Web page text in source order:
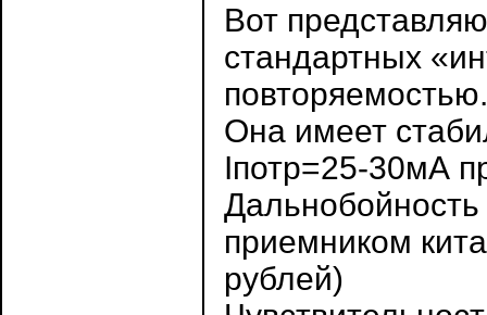
Вот
стандартных
повторяемостью.
Она имеет
Iпотр=25-30мА
приемником
рублей)